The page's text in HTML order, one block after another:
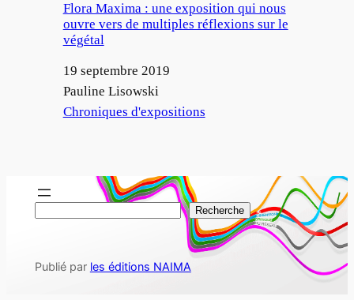
Flora Maxima : une exposition qui nous
ouvre vers de multiples réflexions sur le
végétal
Date
19 septembre 2019
Auteur
Pauline Lisowski
Par rapport à
Chroniques d'expositions
h
Recherche
Publié par les éditions NAIMA